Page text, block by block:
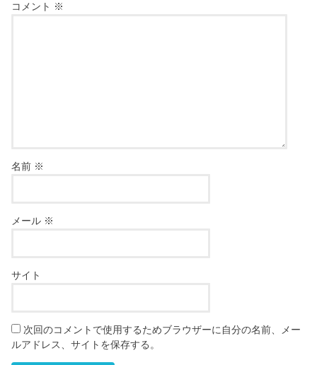
コメント ※
名前 ※
メール ※
サイト
次回のコメントで使用するためブラウザーに自分の名前、メー
ルアドレス、サイトを保存する。